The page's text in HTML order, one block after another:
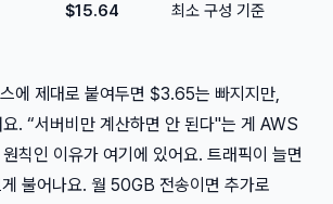
$15.64 최소 구성 기준
에 제대로 붙여두면 $3.65는 빠지지만,
. “서버비만 계산하면 안 된다"는 게 AWS
칙인 이유가 여기에 있어요. 트래픽이 늘면
불어나요. 월 50GB 전송이면 추가로